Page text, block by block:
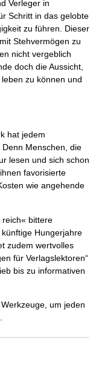
Verleger in
Schritt in das gelobte
zu führen. Dieser
Stehvermögen zu
nicht vergeblich
doch die Aussicht,
zu können und
hat jedem
Menschen, die
lesen und sich schon
favorisierte
wie angehende
reich« bittere
Hungerjahre
zudem wertvolles
für Verlagslektoren“
bis zu informativen
um jeden